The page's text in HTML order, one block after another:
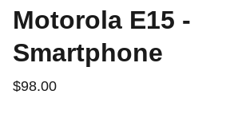
Motorola E15 -
Smartphone
$98.00